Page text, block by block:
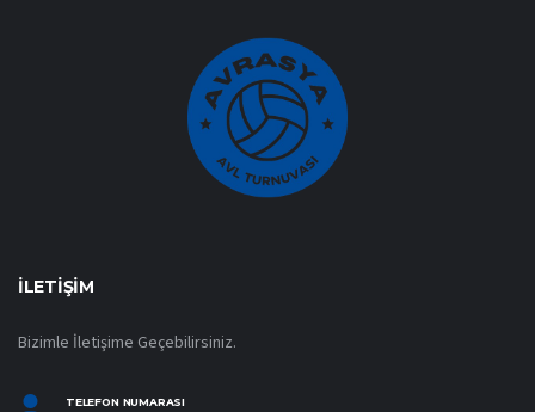
İLETIŞIM
Bizimle İletişime Geçebilirsiniz.
TELEFON NUMARASI